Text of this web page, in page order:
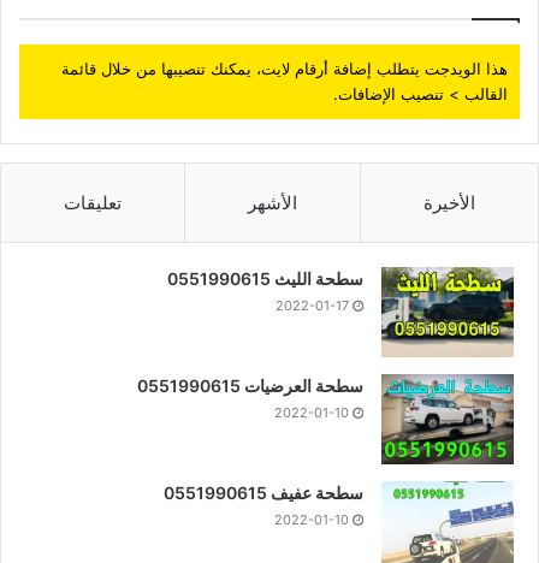
هذا الويدجت يتطلب إضافة أرقام لايت، يمكنك تنصيبها من خلال قائمة
القالب > تنصيب الإضافات.
الأخيرة الأشهر تعليقات
سطحة الليث 0551990615
2022-01-17
سطحة العرضيات 0551990615
2022-01-10
سطحة عفيف 0551990615
2022-01-10